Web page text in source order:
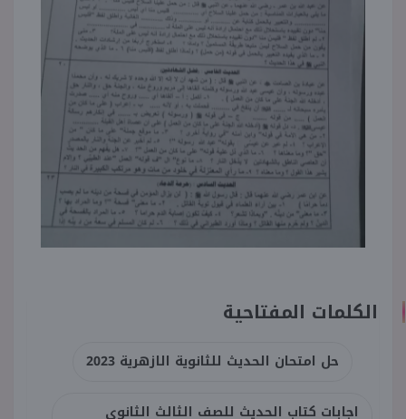
الكلمات المفتاحية
حل امتحان الحديث للثانوية الازهرية 2023
اجابات كتاب الحديث للصف الثالث الثانوي